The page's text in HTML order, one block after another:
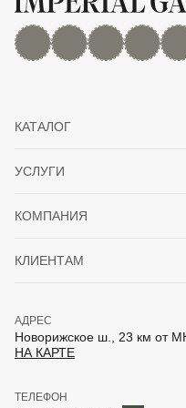
MAX Дзен YouTuberutube
КАТАЛОГ
УСЛУГИ
КОМПАНИЯ
КЛИЕНТАМ
АДРЕС
Новорижское ш., 23 км от
НА КАРТЕ
ТЕЛЕФОН